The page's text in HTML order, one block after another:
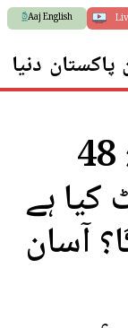
Aaj English
پاکستان دنیا
فیفا ورلڈ کپ 2026: 48
کیا ہے
آسان